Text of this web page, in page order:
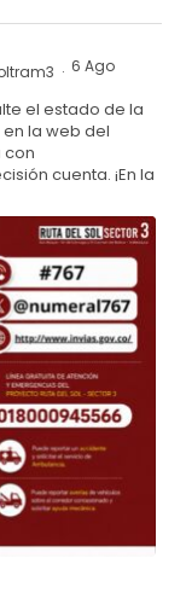
· 6 Ago
el estado de la
en la web del
con
cuenta. ¡En la